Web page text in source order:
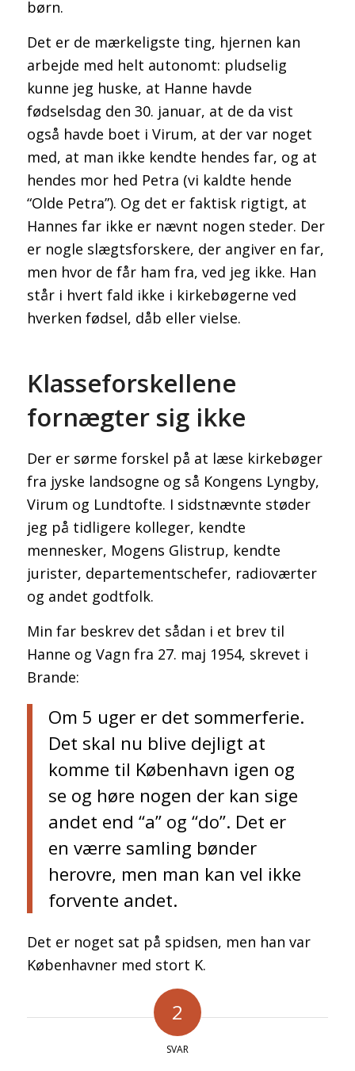
børn.
Det er de mærkeligste ting, hjernen kan
arbejde med helt autonomt: pludselig
kunne jeg huske, at Hanne havde
fødselsdag den 30. januar, at de da vist
også havde boet i Virum, at der var noget
med, at man ikke kendte hendes far, og at
hendes mor hed Petra (vi kaldte hende
“Olde Petra”). Og det er faktisk rigtigt, at
Hannes far ikke er nævnt nogen steder. Der
er nogle slægtsforskere, der angiver en far,
men hvor de får ham fra, ved jeg ikke. Han
står i hvert fald ikke i kirkebøgerne ved
hverken fødsel, dåb eller vielse.
Klasseforskellene
fornægter sig ikke
Der er sørme forskel på at læse kirkebøger
fra jyske landsogne og så Kongens Lyngby,
Virum og Lundtofte. I sidstnævnte støder
jeg på tidligere kolleger, kendte
mennesker, Mogens Glistrup, kendte
jurister, departementschefer, radioværter
og andet godtfolk.
Min far beskrev det sådan i et brev til
Hanne og Vagn fra 27. maj 1954, skrevet i
Brande:
Om 5 uger er det sommerferie.
Det skal nu blive dejligt at
komme til København igen og
se og høre nogen der kan sige
andet end “a” og “do”. Det er
en værre samling bønder
herovre, men man kan vel ikke
forvente andet.
Det er noget sat på spidsen, men han var
Københavner med stort K.
2
SVAR